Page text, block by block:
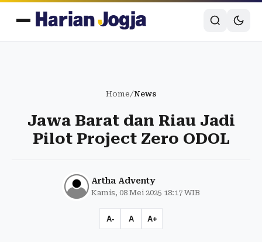
Home/News
Jawa Barat dan Riau Jadi
Pilot Project Zero ODOL
Artha Adventy
Kamis, 08 Mei 2025 18:17 WIB
A- A A+